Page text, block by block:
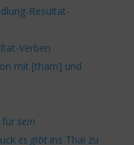
Resultat-
Verben
mit [tham] und
für sein
es gibtins Thai zu